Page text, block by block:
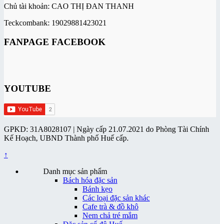
Chủ tài khoản: CAO THỊ ĐAN THANH
Teckcombank: 19029881423021
FANPAGE FACEBOOK
YOUTUBE
GPKD: 31A8028107 | Ngày cấp 21.07.2021 do Phòng Tài Chính
Kế Hoạch, UBND Thành phố Huế cấp.
↑
Danh mục sản phẩm
Bách hóa đặc sản
Bánh kẹo
Các loại đặc sản khác
Cafe trà & đồ khô
Nem chả tré mắm